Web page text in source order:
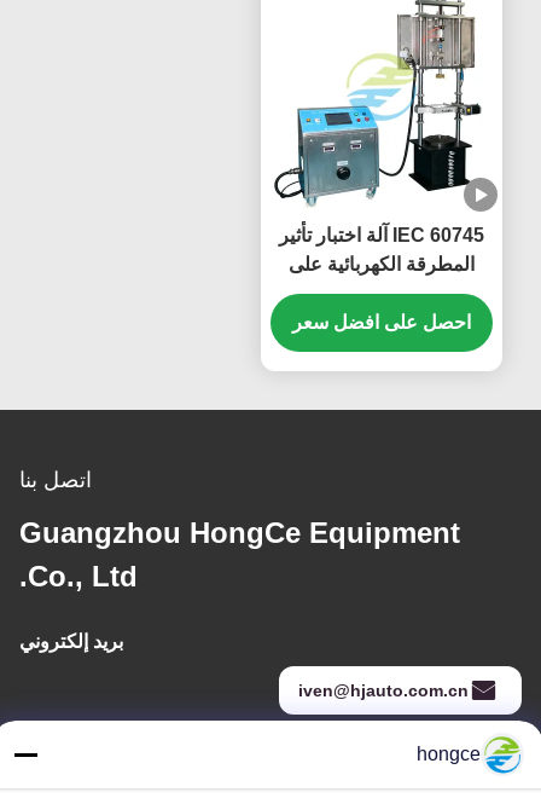
IEC 60745 آلة اختبار تأثير
المطرقة الكهربائية على
الأدوات الكهربائية المحمولة
حتى 2.5 كيلوواط
احصل على افضل سعر
اتصل بنا
Guangzhou HongCe Equipment
Co., Ltd.
بريد إلكتروني
iven@hjauto.com.cn
عنواننا
hongce